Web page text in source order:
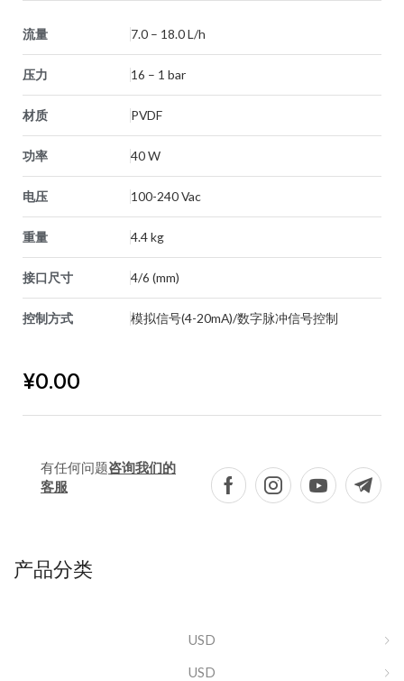
流量 7.0 – 18.0 L/h
压力 16 – 1 bar
材质 PVDF
功率 40 W
电压 100-240 Vac
重量 4.4 kg
接口尺寸 4/6 (mm)
控制方式 模拟信号(4-20mA)/数字脉冲信号控制
¥0.00
有任何问题咨询我们的
客服
产品分类
USD
USD